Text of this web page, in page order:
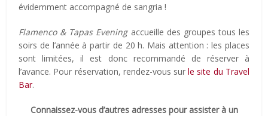
évidemment accompagné de sangria !
Flamenco & Tapas Eveningaccueille des groupes tous les
soirs de l’année à partir de 20 h. Mais attention : les places
sont limitées, il est donc recommandé de réserver à
l’avance. Pour réservation, rendez-vous surle site du Travel
Bar.
Connaissez-vous d’autres adresses pour assister à un